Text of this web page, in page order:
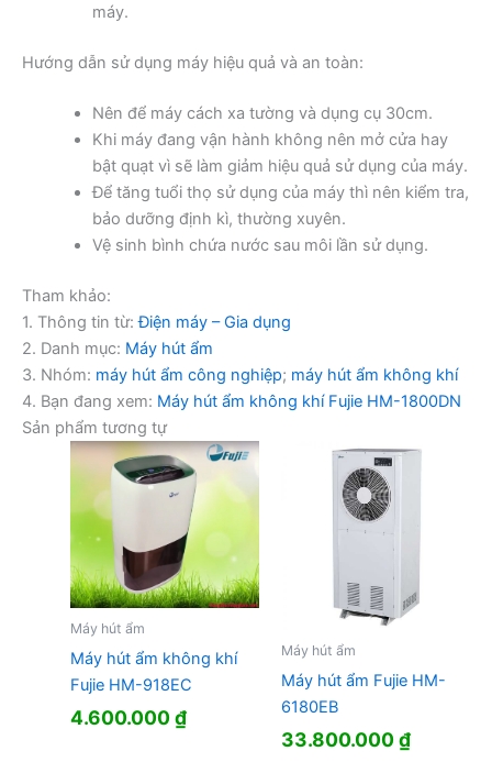
máy.
Hướng dẫn sử dụng máy hiệu quả và an toàn:
Nên để máy cách xa tường và dụng cụ 30cm.
Khi máy đang vận hành không nên mở cửa hay
bật quạt vì sẽ làm giảm hiệu quả sử dụng của máy.
Để tăng tuổi thọ sử dụng của máy thì nên kiểm tra,
bảo dưỡng định kì, thường xuyên.
Vệ sinh bình chứa nước sau môi lần sử dụng.
Tham khảo:
1. Thông tin từ:Điện máy – Gia dụng
2. Danh mục: Máy hút ẩm
3. Nhóm: máy hút ẩm công nghiệp; máy hút ẩm không khí
4. Bạn đang xem: Máy hút ẩm không khí Fujie HM-1800DN
Sản phẩm tương tự
Máy hút ẩm
Máy hút ẩm không khí
Fujie HM-918EC
4.600.000₫
Máy hút ẩm
Máy hút ẩm Fujie HM-
6180EB
33.800.000₫